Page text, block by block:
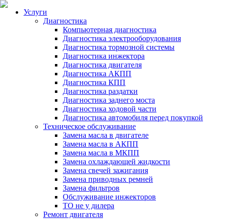
Услуги
Диагностика
Компьютерная диагностика
Диагностика электрооборудования
Диагностика тормозной системы
Диагностика инжектора
Диагностика двигателя
Диагностика АКПП
Диагностика КПП
Диагностика раздатки
Диагностика заднего моста
Диагностика ходовой части
Диагностика автомобиля перед покупкой
Техническое обслуживание
Замена масла в двигателе
Замена масла в АКПП
Замена масла в МКПП
Замена охлаждающей жидкости
Замена свечей зажигания
Замена приводных ремней
Замена фильтров
Обслуживание инжекторов
ТО не у дилера
Ремонт двигателя